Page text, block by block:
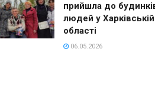
прийшла до
людей у Харківській
області
06.05.2026